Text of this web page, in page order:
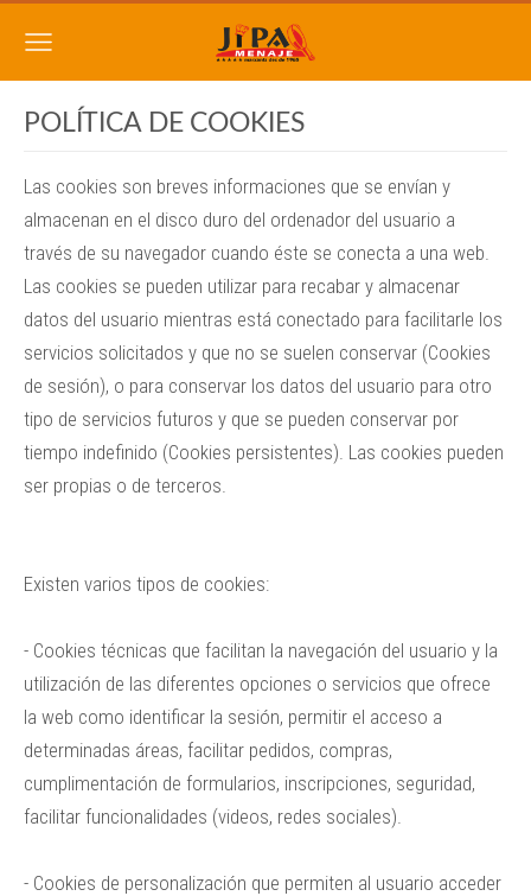
POLÍTICA DE COOKIES
Las cookies son breves informaciones que se envían y
almacenan en el disco duro del ordenador del usuario a
través de su navegador cuando éste se conecta a una web.
Las cookies se pueden utilizar para recabar y almacenar
datos del usuario mientras está conectado para facilitarle los
servicios solicitados y que no se suelen conservar (Cookies
de sesión), o para conservar los datos del usuario para otro
tipo de servicios futuros y que se pueden conservar por
tiempo indefinido (Cookies persistentes). Las cookies pueden
ser propias o de terceros.
Existen varios tipos de cookies:
- Cookies técnicas que facilitan la navegación del usuario y la
utilización de las diferentes opciones o servicios que ofrece
la web como identificar la sesión, permitir el acceso a
determinadas áreas, facilitar pedidos, compras,
cumplimentación de formularios, inscripciones, seguridad,
facilitar funcionalidades (videos, redes sociales).
- Cookies de personalización que permiten al usuario acceder